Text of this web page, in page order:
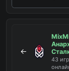
←
43